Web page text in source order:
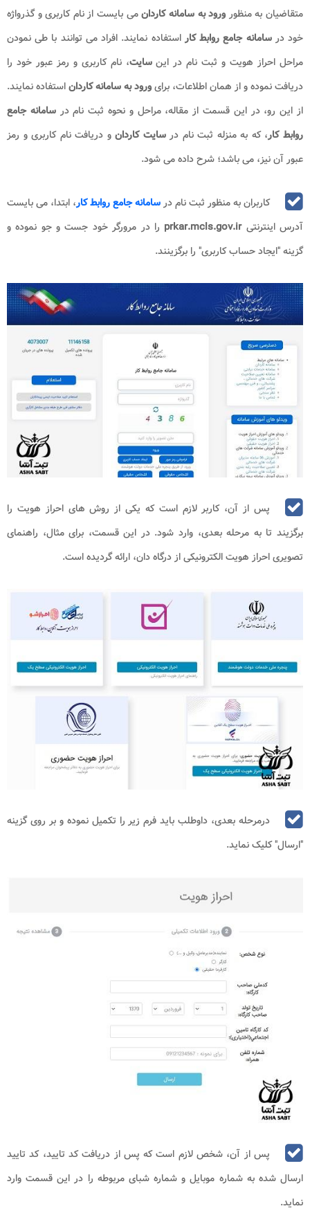
متقاضیان به منظور ورود به سامانه کاردانمی بایست از نام کاربری و گذرواژه
خود درسامانه جامع روابط کاراستفاده نمایند. افراد می توانند با طی نمودن
مراحل احراز هویت و ثبت نام در اینسایت، نام کاربری و رمز عبور خود را
دریافت نموده و از همان اطلاعات، برایورود به سامانه کارداناستفاده نمایند.
از این رو، در این قسمت از مقاله، مراحل و نحوه ثبت نام درسامانه جامع
روابط کار، که به منزله ثبت نام درسایت کاردانو دریافت نام کاربری و رمز
عبور آن نیز، می باشد؛ شرح داده می شود.
کاربران به منظور ثبت نام درسامانه جامع روابط کار، ابتدا، می بایست
آدرس اینترنتیprkar.mcls.gov.ir را در مرورگر خود جست و جو نموده و
گزینه "ایجاد حساب کاربری" را برگزینند.
پس از آن، کاربر لازم است که یکی از روش های احراز هویت را
برگزیند تا به مرحله بعدی، وارد شود. در این قسمت، برای مثال، راهنمای
تصویری احراز هویت الکترونیکی از درگاه دان، ارائه گردیده است.
درمرحله بعدی، داوطلب باید فرم زیر را تکمیل نموده و بر روی گزینه
"ارسال" کلیک نماید.
پس از آن، شخص لازم است که پس از دریافت کد تایید، کد تایید
ارسال شده به شماره موبایل و شماره شبای مربوطه را در این قسمت وارد
نماید.